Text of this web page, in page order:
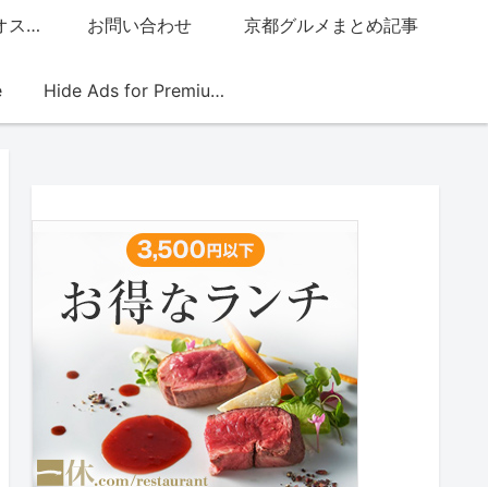
グッチジャパン的オススメ店 お問い合わせ 京都グルメまとめ記事
Hide Ads for Premium Members